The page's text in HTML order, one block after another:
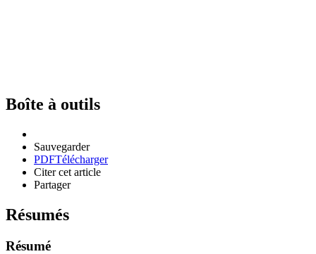
Boîte à outils
Sauvegarder
PDFTélécharger
Citer cet article
Partager
Résumés
Résumé